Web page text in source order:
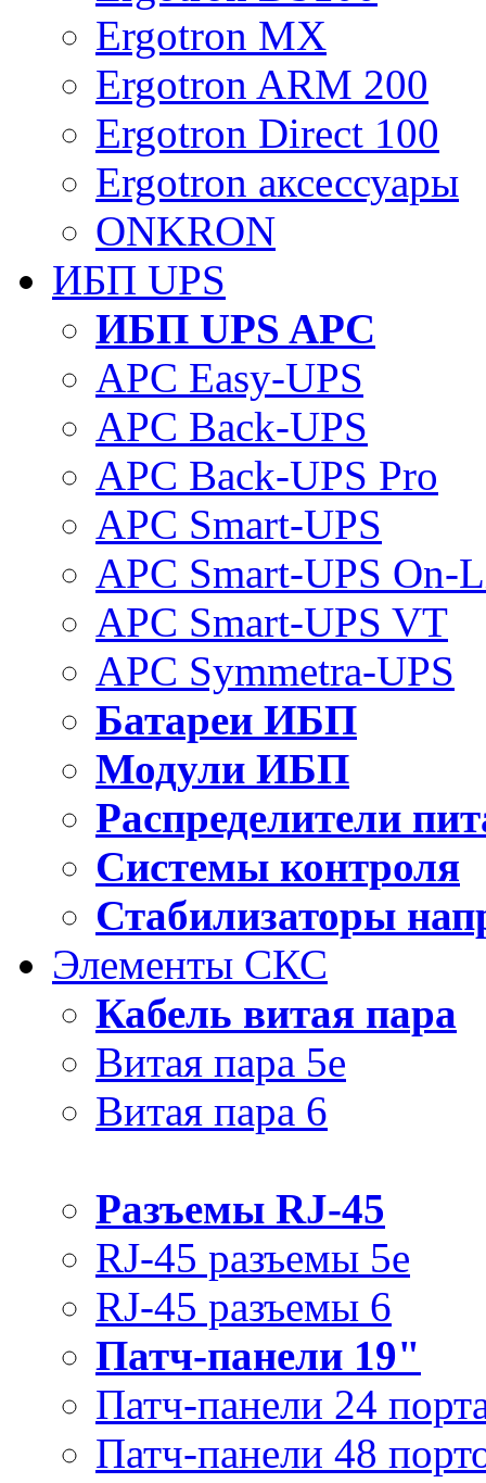
Ergotron MX
Ergotron ARM 200
Ergotron Direct 100
Ergotron аксессуары
ONKRON
ИБП UPS
ИБП UPS APC
APC Easy-UPS
APC Back-UPS
APC Back-UPS Pro
APC Smart-UPS
APC Smart-UPS On-
APC Smart-UPS VT
APC Symmetra-UPS
Батареи ИБП
Модули ИБП
Распределители
Системы контроля
Стабилизаторы
Элементы СКС
Кабель витая пара
Витая пара 5e
Витая пара 6
Разъемы RJ-45
RJ-45 разъемы 5e
RJ-45 разъемы 6
Патч-панели 19"
Патч-панели 24
Патч-панели 48